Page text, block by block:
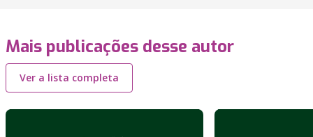
Mais publicações desse autor
Ver a lista completa